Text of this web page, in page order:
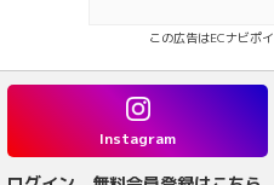
この広告はECナビポ
Instagram